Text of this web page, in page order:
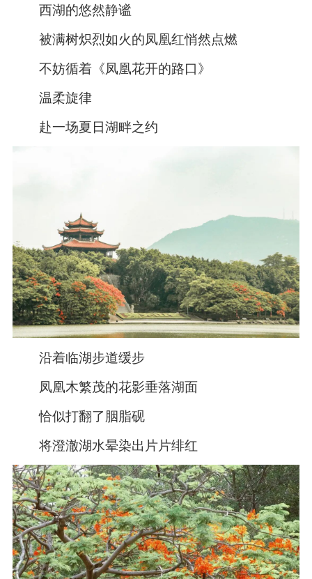
西湖的悠然静谧
被满树炽烈如火的凤凰红悄然点燃
不妨循着《凤凰花开的路口》
温柔旋律
赴一场夏日湖畔之约
沿着临湖步道缓步
凤凰木繁茂的花影垂落湖面
恰似打翻了胭脂砚
将澄澈湖水晕染出片片绯红